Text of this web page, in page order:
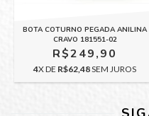
BOTA COTURNO PEGADA ANILINA
CRAVO 181551-02
R$249,90
4X DE R$62,48SEM JUROS